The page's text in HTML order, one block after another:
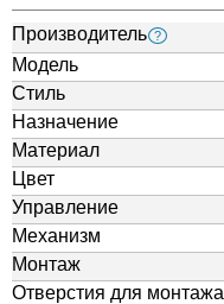
Производитель ?
Модель
Стиль
Назначение
Материал
Цвет
Управление
Механизм
Монтаж
Отверстия для монтажа